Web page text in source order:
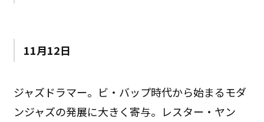
11月12日
ジャズドラマー。ビ・バップ時代から始まるモダ
ンジャズの発展に大きく寄与。レスター・ヤン